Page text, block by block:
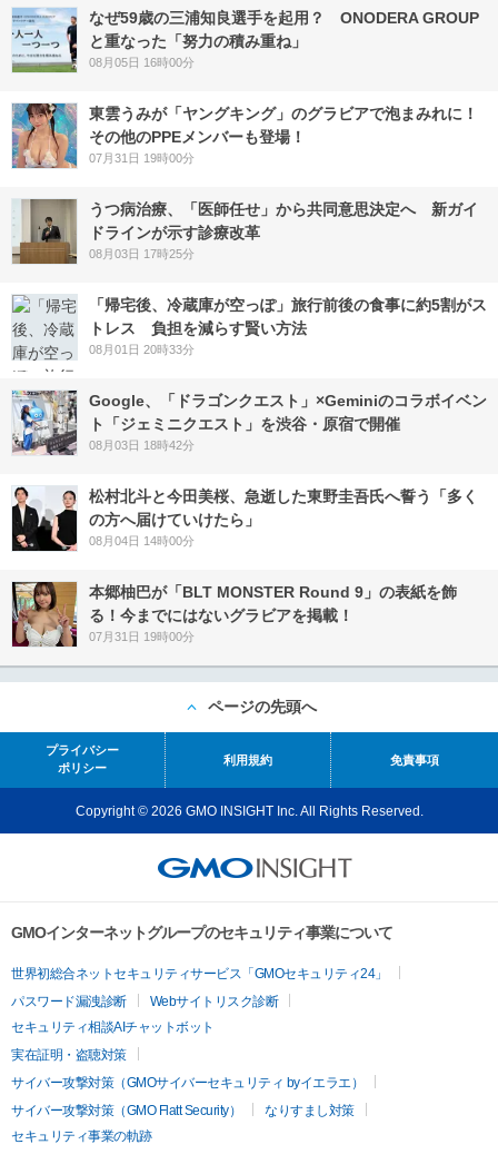
なぜ59歳の三浦知良選手を起用？ ONODERA GROUP
と重なった「努力の積み重ね」
08月05日 16時00分
東雲うみが「ヤングキング」のグラビアで泡まみれに！
その他のPPEメンバーも登場！
07月31日 19時00分
うつ病治療、「医師任せ」から共同意思決定へ 新ガイ
ドラインが示す診療改革
08月03日 17時25分
「帰宅後、冷蔵庫が空っぽ」旅行前後の食事に約5割がス
トレス 負担を減らす賢い方法
08月01日 20時33分
Google、「ドラゴンクエスト」×Geminiのコラボイベン
ト「ジェミニクエスト」を渋谷・原宿で開催
08月03日 18時42分
松村北斗と今田美桜、急逝した東野圭吾氏へ誓う「多く
の方へ届けていけたら」
08月04日 14時00分
本郷柚巴が「BLT MONSTER Round 9」の表紙を飾
る！今までにはないグラビアを掲載！
07月31日 19時00分
ページの先頭へ
プライバシー
ポリシー
利用規約 免責事項
Copyright © 2026 GMO INSIGHT Inc. All Rights Reserved.
GMOインターネットグループのセキュリティ事業について
世界初総合ネットセキュリティサービス「GMOセキュリティ24」
パスワード漏洩診断
Webサイトリスク診断
セキュリティ相談AIチャットボット
実在証明・盗聴対策
サイバー攻撃対策（GMOサイバーセキュリティ byイエラエ）
サイバー攻撃対策（GMO Flatt Security）
なりすまし対策
セキュリティ事業の軌跡